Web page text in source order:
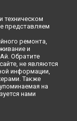
техническом
представляем
ремонта,
и
Обратите
не являются
информации,
Также
на
нами